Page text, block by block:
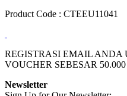
Product Code : CTEEU11041
REGISTRASI EMAIL
VOUCHER SEBESAR 50.000
Newsletter